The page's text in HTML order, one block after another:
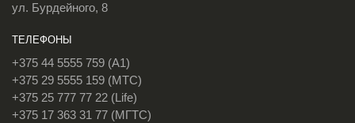
ул. Бурдейного, 8
ТЕЛЕФОНЫ
+375 44 5555 759 (A1)
+375 29 5555 159 (МТС)
+375 25 777 77 22 (Life)
+375 17 363 31 77 (МГТС)